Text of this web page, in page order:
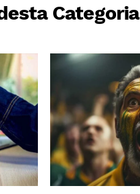
Categoria